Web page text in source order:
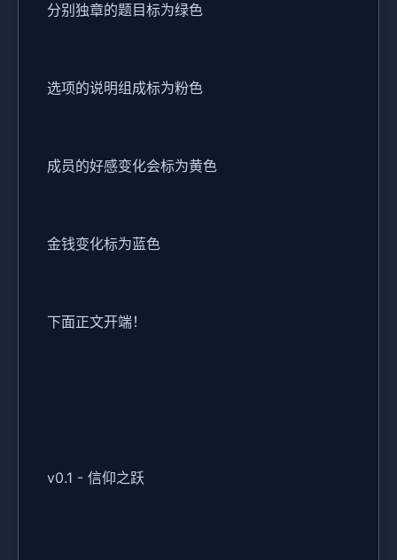
分别独章的题目标为绿色
选项的说明组成标为粉色
成员的好感变化会标为黄色
金钱变化标为蓝色
下面正文开端！
v0.1 - 信仰之跃